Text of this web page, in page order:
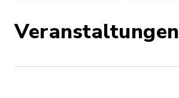
Veranstaltungen